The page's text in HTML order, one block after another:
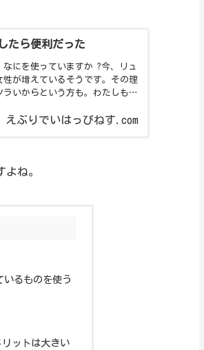
たら便利だった
にを使っていますか ?今、リュ
が増えているそうです。その理
いからという方も。わたしもつ
えぶりでいはっぴねす.com
ね。
るものを使う
ットは大きい